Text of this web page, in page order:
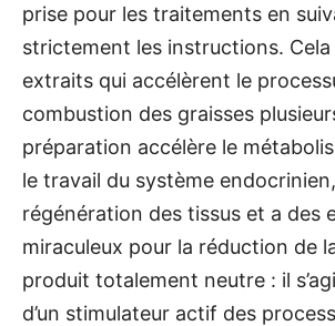
prise pour les traitements en
strictement les instructions.
extraits qui accélèrent le
combustion des graisses
préparation accélère le
le travail du système
régénération des tissus et a des
miraculeux pour la réduction de
produit totalement neutre : il
d’un stimulateur actif des